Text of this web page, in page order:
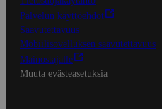
Palvelun käyttöehdot
Saavutettavuus
Mobiilisovelluksen saavutettavuus
Mainostajalle
Muuta evästeasetuksia